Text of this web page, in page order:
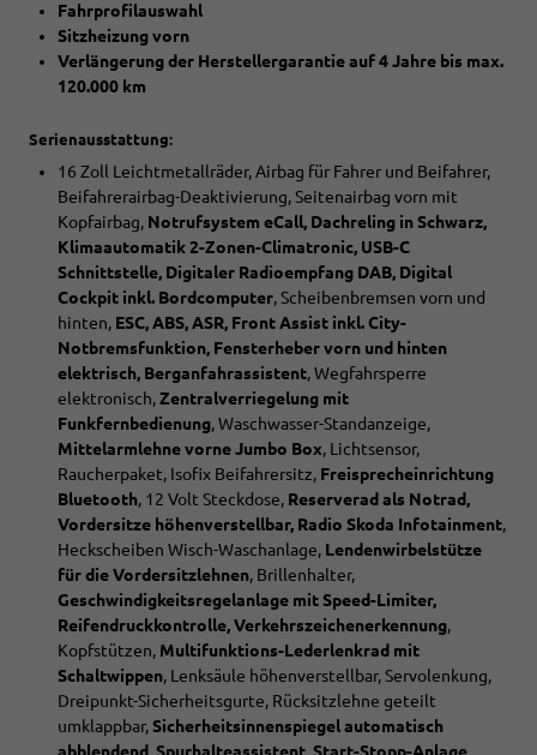
Fahrprofilauswahl
Sitzheizung vorn
Verlängerung der Herstellergarantie auf 4 Jahre bis max.
120.000 km
Serienausstattung:
16 Zoll Leichtmetallräder, Airbag für Fahrer und Beifahrer,
Beifahrerairbag-Deaktivierung, Seitenairbag vorn mit
Kopfairbag, Notrufsystem eCall, Dachreling in Schwarz,
Klimaautomatik 2-Zonen-Climatronic, USB-C
Schnittstelle, Digitaler Radioempfang DAB, Digital
Cockpit inkl. Bordcomputer, Scheibenbremsen vorn und
hinten, ESC, ABS, ASR, Front Assist inkl. City-
Notbremsfunktion, Fensterheber vorn und hinten
elektrisch, Berganfahrassistent, Wegfahrsperre
elektronisch,Zentralverriegelung mit
Funkfernbedienung, Waschwasser-Standanzeige,
Mittelarmlehne vorne Jumbo Box, Lichtsensor,
Raucherpaket, Isofix Beifahrersitz, Freisprecheinrichtung
Bluetooth, 12 Volt Steckdose, Reserverad als Notrad,
Vordersitze höhenverstellbar, Radio Skoda Infotainment,
Heckscheiben Wisch-Waschanlage, Lendenwirbelstütze
für die Vordersitzlehnen, Brillenhalter,
Geschwindigkeitsregelanlage mit Speed-Limiter,
Reifendruckkontrolle, Verkehrszeichenerkennung,
Kopfstützen, Multifunktions-Lederlenkrad mit
Schaltwippen, Lenksäule höhenverstellbar,Servolenkung,
Dreipunkt-Sicherheitsgurte, Rücksitzlehne geteilt
umklappbar,Sicherheitsinnenspiegel automatisch